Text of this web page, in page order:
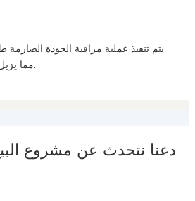
يتم تنفيذ عملية مراقبة الجودة الصارمة
مما يزيل العيوب المحتملة للمنتج.
دعنا نتحدث عن مشروع